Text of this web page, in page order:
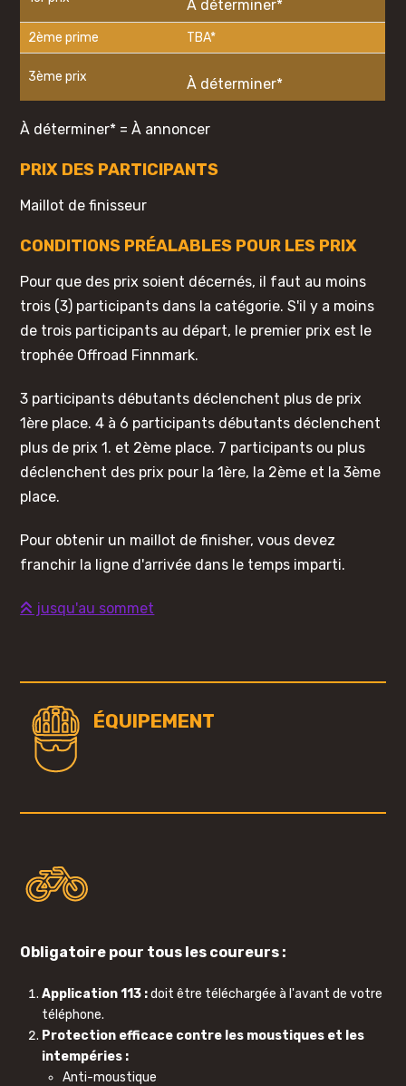
À déterminer*
2ème prime TBA*
3ème prix À déterminer*
À déterminer* = À annoncer
PRIX ​​DES PARTICIPANTS
Maillot de finisseur
CONDITIONS PRÉALABLES POUR LES PRIX
Pour que des prix soient décernés, il faut au moins
trois (3) participants dans la catégorie. S'il y a moins
de trois participants au départ, le premier prix est le
trophée Offroad Finnmark.
3 participants débutants déclenchent plus de prix
1ère place. 4 à 6 participants débutants déclenchent
plus de prix 1. et 2ème place. 7 participants ou plus
déclenchent des prix pour la 1ère, la 2ème et la 3ème
place.
Pour obtenir un maillot de finisher, vous devez
franchir la ligne d'arrivée dans le temps imparti.
jusqu'au sommet
ÉQUIPEMENT
Obligatoire pour tous les coureurs :
Application 113 :doit être téléchargée à l'avant de votre
téléphone.
Protection efficace contre les moustiques et les
intempéries :
Anti-moustique